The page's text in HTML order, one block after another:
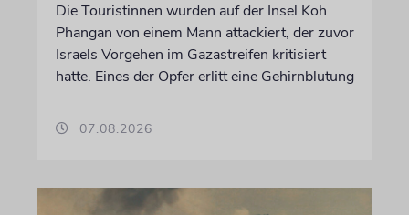
Die Touristinnen wurden auf der Insel Koh
Phangan von einem Mann attackiert, der zuvor
Israels Vorgehen im Gazastreifen kritisiert
hatte. Eines der Opfer erlitt eine Gehirnblutung
07.08.2026